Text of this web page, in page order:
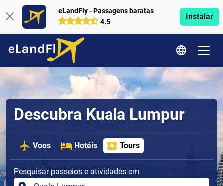
eLandFly - Passagens baratas
4.5
Instalar
Descubra Kuala Lumpur
Voos Hotéis Tours
Pesquisar passeios e atividades em